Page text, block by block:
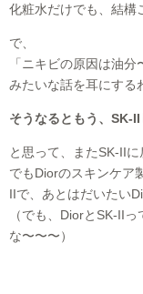
化粧水だけでも、結構
で、
「ニキビの原因は油分
みたいな話を耳にする
そうなるともう、SK-
と思って、またSK-IIに
でもDiorのスキンケア
IIで、あとはだいたい
（でも、DiorとSK-II
な〜〜〜）